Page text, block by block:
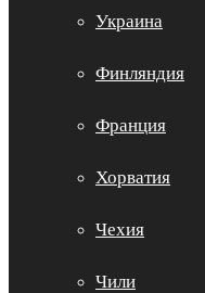
Украина
Финляндия
Франция
Хорватия
Чехия
Чили